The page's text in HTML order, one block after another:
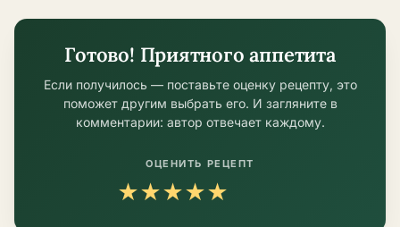
Готово! Приятного аппетита
Если получилось — поставьте оценку рецепту, это
поможет другим выбрать его. И загляните в
комментарии: автор отвечает каждому.
ОЦЕНИТЬ РЕЦЕПТ
★★★★★